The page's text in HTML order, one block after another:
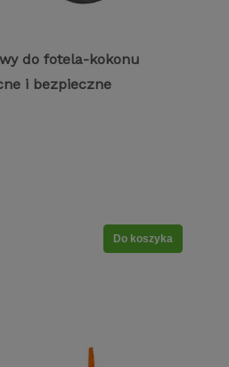
do fotela-kokonu
i bezpieczne
Do koszyka